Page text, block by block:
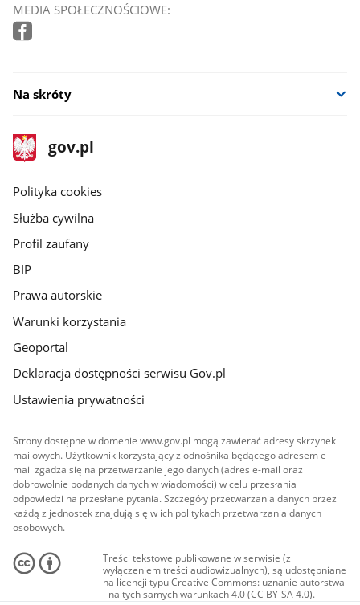
MEDIA SPOŁECZNOŚCIOWE:
Na skróty
stopka
gov.pl
Strona
gov.pl
gov.pl
Polityka cookies
Służba cywilna
Profil zaufany
BIP
Prawa autorskie
Warunki korzystania
Geoportal
Deklaracja dostępności serwisu Gov.pl
Ustawienia prywatności
Strony dostępne w domenie www.gov.pl mogą zawierać adresy skrzynek
mailowych. Użytkownik korzystający z odnośnika będącego adresem e-
mail zgadza się na przetwarzanie jego danych (adres e-mail oraz
dobrowolnie podanych danych w wiadomości) w celu przesłania
odpowiedzi na przesłane pytania. Szczegóły przetwarzania danych przez
każdą z jednostek znajdują się w ich politykach przetwarzania danych
osobowych.
Treści tekstowe publikowane w serwisie (z
wyłączeniem treści audiowizualnych), są udostępniane
na licencji typu Creative Commons: uznanie autorstwa
- na tych samych warunkach 4.0 (CC BY-SA 4.0).